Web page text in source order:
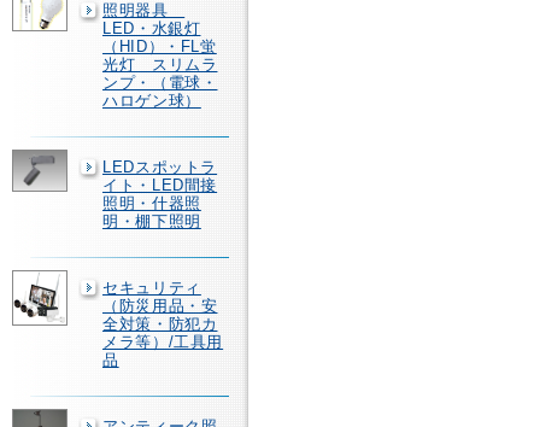
照明器具
LED・水銀灯
（HID）・FL蛍
光灯 スリムラ
ンプ・（電球・
ハロゲン球）
LEDスポットラ
イト・LED間接
照明・什器照
明・棚下照明
セキュリティ
（防災用品・安
全対策・防犯カ
メラ等）/工具用
品